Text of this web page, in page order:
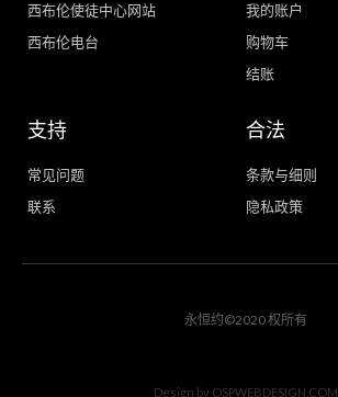
西布伦使徒中心网站
西布伦电台
我的账户
购物车
结账
支持
常见问题
联系
合法
条款与细则
隐私政策
永恒约©2020 权所有
Design by OSPWEBDESIGN.COM